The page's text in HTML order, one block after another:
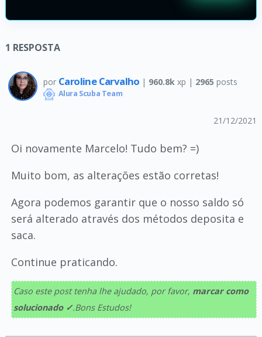
1 RESPOSTA
por Caroline Carvalho | 960.8k xp | 2965 posts
Alura Scuba Team
21/12/2021
Oi novamente Marcelo! Tudo bem? =)
Muito bom, as alterações estão corretas!
Agora podemos garantir que o nosso saldo só
será alterado através dos métodos deposita e
saca.
Continue praticando.
Caso este post tenha lhe ajudado, por favor, marcar como
solucionado ✓.Bons Estudos!